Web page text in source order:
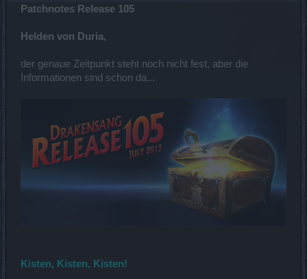
Patchnotes Release 105
Helden von Duria,
der genaue Zeitpunkt steht noch nicht fest, aber die
Informationen sind schon da...
Kisten, Kisten, Kisten!